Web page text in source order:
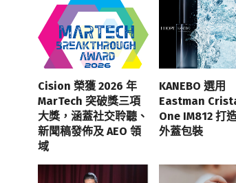
Cision 榮獲 2026 年
MarTech 突破獎三項
大獎，涵蓋社交聆聽、
新聞稿發佈及 AEO 領
域
KANEBO 選用
Eastman
One IM812 打
外蓋包裝